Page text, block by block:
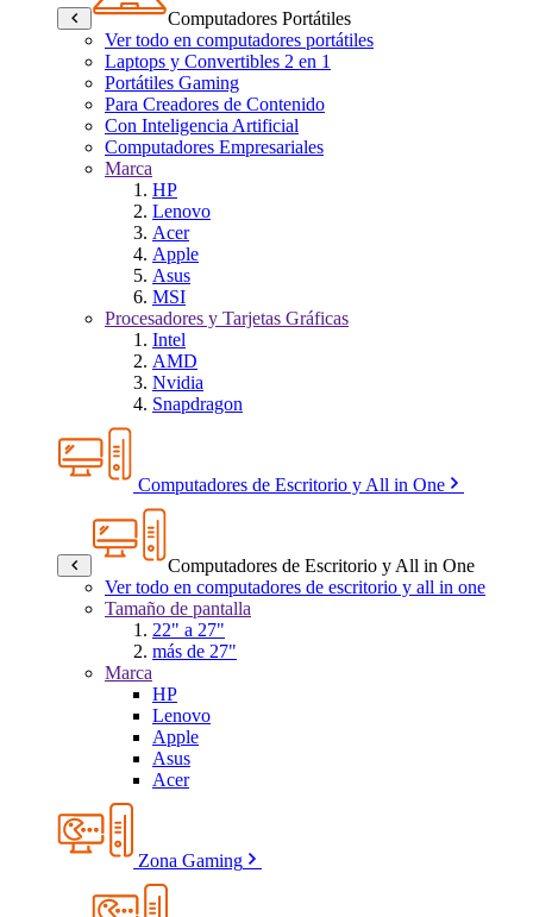
Computadores Portátiles
Ver todo en computadores portátiles
Laptops y Convertibles 2 en 1
Portátiles Gaming
Para Creadores de Contenido
Con Inteligencia Artificial
Computadores Empresariales
Marca
HP
Lenovo
Acer
Apple
Asus
MSI
Procesadores y Tarjetas Gráficas
Intel
AMD
Nvidia
Snapdragon
Computadores de Escritorio y All in One
Computadores de Escritorio y All in One
Ver todo en computadores de escritorio y all in one
Tamaño de pantalla
22" a 27"
más de 27"
Marca
HP
Lenovo
Apple
Asus
Acer
Zona Gaming